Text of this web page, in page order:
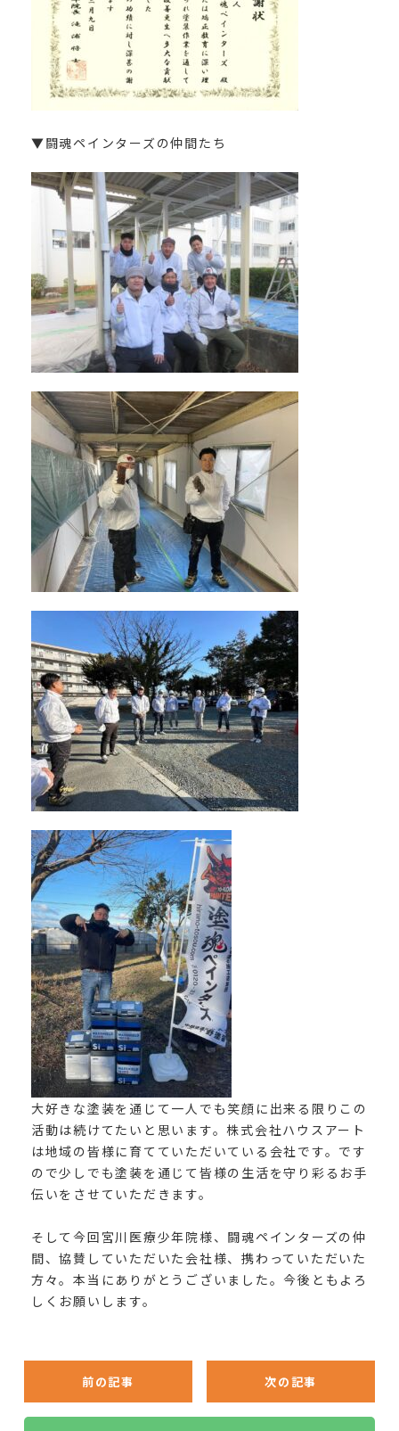
▼闘魂ペインターズの仲間たち
大好きな塗装を通じて一人でも笑顔に出来る限りこの
活動は続けてたいと思います。株式会社ハウスアート
は地域の皆様に育てていただいている会社です。です
ので少しでも塗装を通じて皆様の生活を守り彩るお手
伝いをさせていただきます。
そして今回宮川医療少年院様、闘魂ペインターズの仲
間、協賛していただいた会社様、携わっていただいた
方々。本当にありがとうございました。今後ともよろ
しくお願いします。
前の記事 次の記事